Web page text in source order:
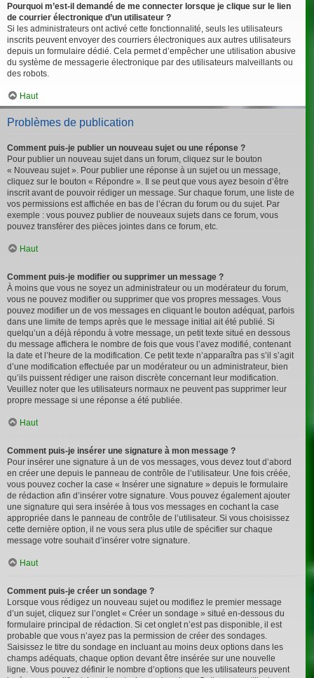
Pourquoi m’est-il demandé de me connecter lorsque je clique sur le lien
de courrier électronique d’un utilisateur ?
Si les administrateurs ont activé cette fonctionnalité, seuls les utilisateurs
inscrits peuvent envoyer des courriers électroniques aux autres utilisateurs
depuis un formulaire dédié. Cela permet d’empêcher une utilisation abusive
du système de messagerie électronique par des utilisateurs malveillants ou
des robots.
Haut
Problèmes de publication
Comment puis-je publier un nouveau sujet ou une réponse ?
Pour publier un nouveau sujet dans un forum, cliquez sur le bouton
« Nouveau sujet ». Pour publier une réponse à un sujet ou un message,
cliquez sur le bouton « Répondre ». Il se peut que vous ayez besoin d’être
inscrit avant de pouvoir rédiger un message. Sur chaque forum, une liste de
vos permissions est affichée en bas de l’écran du forum ou du sujet. Par
exemple : vous pouvez publier de nouveaux sujets dans ce forum, vous
pouvez transférer des pièces jointes dans ce forum, etc.
Haut
Comment puis-je modifier ou supprimer un message ?
À moins que vous ne soyez un administrateur ou un modérateur du forum,
vous ne pouvez modifier ou supprimer que vos propres messages. Vous
pouvez modifier un de vos messages en cliquant le bouton adéquat, parfois
dans une limite de temps après que le message initial ait été publié. Si
quelqu’un a déjà répondu à votre message, un petit texte situé en dessous
du message affichera le nombre de fois que vous l’avez modifié, contenant
la date et l’heure de la modification. Ce petit texte n’apparaîtra pas s’il s’agit
d’une modification effectuée par un modérateur ou un administrateur, bien
qu’ils puissent rédiger une raison discrète concernant leur modification.
Veuillez noter que les utilisateurs normaux ne peuvent pas supprimer leur
propre message si une réponse a été publiée.
Haut
Comment puis-je insérer une signature à mon message ?
Pour insérer une signature à un de vos messages, vous devez tout d’abord
en créer une depuis le panneau de contrôle de l’utilisateur. Une fois créée,
vous pouvez cocher la case « Insérer une signature » depuis le formulaire
de rédaction afin d’insérer votre signature. Vous pouvez également ajouter
une signature qui sera insérée à tous vos messages en cochant la case
appropriée dans le panneau de contrôle de l’utilisateur. Si vous choisissez
cette dernière option, il ne vous sera plus utile de spécifier sur chaque
message votre souhait d’insérer votre signature.
Haut
Comment puis-je créer un sondage ?
Lorsque vous rédigez un nouveau sujet ou modifiez le premier message
d’un sujet, cliquez sur l’onglet « Créer un sondage » situé en-dessous du
formulaire principal de rédaction. Si cet onglet n’est pas disponible, il est
probable que vous n’ayez pas la permission de créer des sondages.
Saisissez le titre du sondage en incluant au moins deux options dans les
champs adéquats, chaque option devant être insérée sur une nouvelle
ligne. Vous pouvez définir le nombre d’options que les utilisateurs peuvent